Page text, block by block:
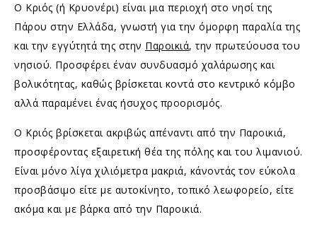
Ο Κριός (ή Κρυονέρι) είναι μια περιοχή στο νησί της
Πάρου στην Ελλάδα, γνωστή για την όμορφη παραλία της
και την εγγύτητά της στην Παροικιά, την πρωτεύουσα του
νησιού. Προσφέρει έναν συνδυασμό χαλάρωσης και
βολικότητας, καθώς βρίσκεται κοντά στο κεντρικό κόμβο
αλλά παραμένει ένας ήσυχος προορισμός.
Ο Κριός βρίσκεται ακριβώς απέναντι από την Παροικιά,
προσφέροντας εξαιρετική θέα της πόλης και του λιμανιού.
Είναι μόνο λίγα χιλιόμετρα μακριά, κάνοντάς τον εύκολα
προσβάσιμο είτε με αυτοκίνητο, τοπικό λεωφορείο, είτε
ακόμα και με βάρκα από την Παροικιά.